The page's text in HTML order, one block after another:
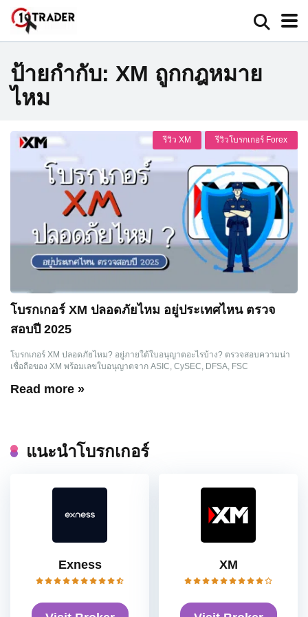
ป้ายกำกับ: XM ถูกกฎหมาย
ไหม
รีวิว XM รีวิวโบรกเกอร์ Forex
โบรกเกอร์ XM ปลอดภัยไหม อยู่ประเทศไหน ตรวจ
สอบปี 2025
โบรกเกอร์ XM ปลอดภัยไหม? อยู่ภายใต้ใบอนุญาตอะไรบ้าง? ตรวจสอบความน่า
เชื่อถือของ XM พร้อมเลขใบอนุญาตจาก ASIC, CySEC, DFSA, FSC
Read more »
แนะนำโบรกเกอร์
Exness XM